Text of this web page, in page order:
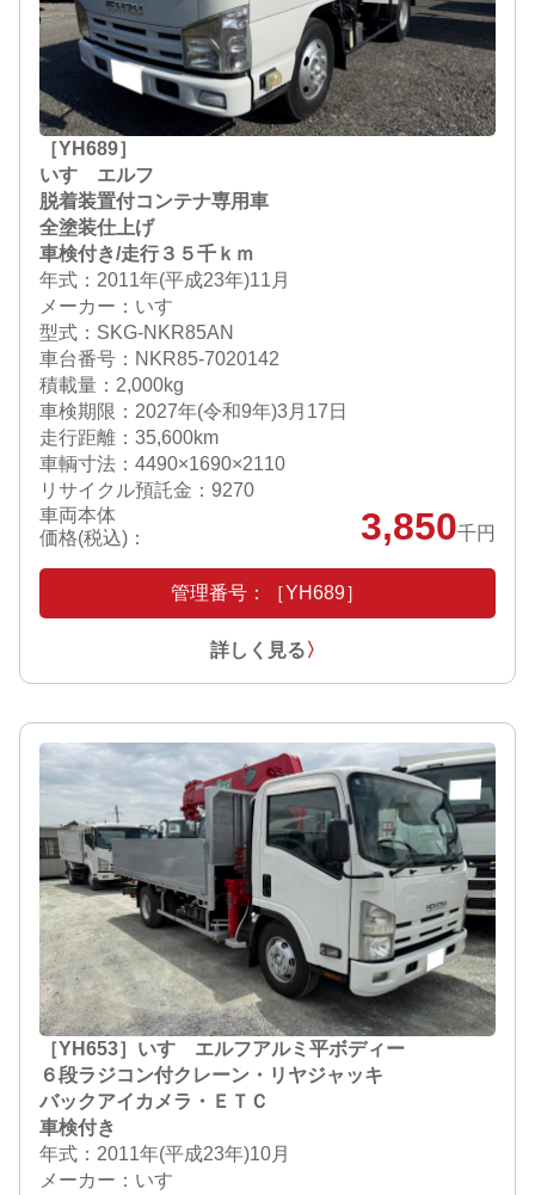
［YH689］
いすゞエルフ
脱着装置付コンテナ専用車
全塗装仕上げ
車検付き/走行３５千ｋｍ
年式：2011年(平成23年)11月
メーカー：いすゞ
型式：SKG-NKR85AN
車台番号：NKR85-7020142
積載量：2,000kg
車検期限： 2027年(令和9年)3月17日
走行距離：35,600km
車輌寸法：4490×1690×2110
リサイクル預託金：9270
車両本体
価格(税込)：
3,850千円
管理番号：［YH689］
詳しく見る〉
［YH653］いすゞエルフアルミ平ボディー
６段ラジコン付クレーン・リヤジャッキ
バックアイカメラ・ＥＴＣ
車検付き
年式：2011年(平成23年)10月
メーカー：いすゞ